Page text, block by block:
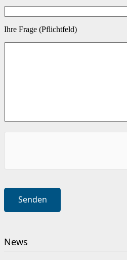
Ihre Frage (Pflichtfeld)
News